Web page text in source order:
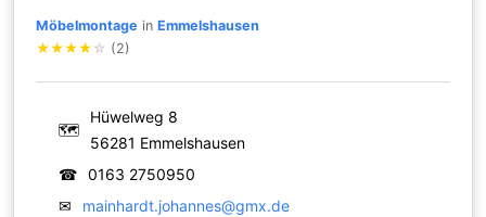
Möbelmontage inEmmelshausen
★★★★ ☆ (2)
🗺
Hüwelweg 8
56281 Emmelshausen
☎
0163 2750950
✉
mainhardt.johannes@gmx.de